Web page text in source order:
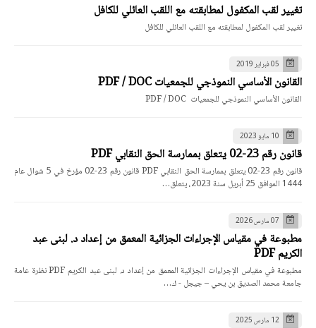
تغيير لقب المكفول لمطابقته مع اللقب العائلي للكافل
تغيير لقب المكفول لمطابقته مع اللقب العائلي للكافل
05 فبراير 2019
القانون الأساسي النموذجي للجمعيات PDF / DOC
القانون الأساسي النموذجي للجمعيات PDF / DOC
10 مايو 2023
قانون رقم 23-02 يتعلق بممارسة الحق النقابي PDF
قانون رقم 23-02 يتعلق بممارسة الحق النقابي PDF قانون رقم 23-02 مؤرخ في 5 شوال عام
1444 الموافق 25 أبريل سنة 2023، يتعلق…
07 مارس 2026
مطبوعة في مقياس الإجراءات الجزائية المعمق من إعداد د. لبنى عبد
الكريم PDF
مطبوعة في مقياس الإجراءات الجزائية المعمق من إعداد د. لبنى عبد الكريم PDF نظرة عامة
جامعة محمد الصديق بن يحي – جيجل - ك…
12 مارس 2025